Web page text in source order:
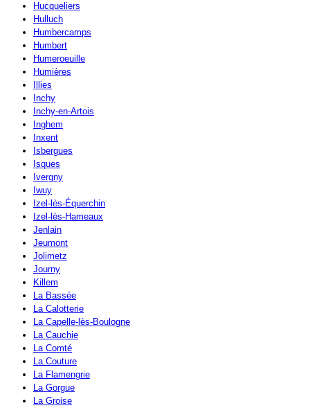
Hucqueliers
Hulluch
Humbercamps
Humbert
Humeroeuille
Humières
Illies
Inchy
Inchy-en-Artois
Inghem
Inxent
Isbergues
Isques
Ivergny
Iwuy
Izel-lès-Équerchin
Izel-lès-Hameaux
Jenlain
Jeumont
Jolimetz
Journy
Killem
La Bassée
La Calotterie
La Capelle-lès-Boulogne
La Cauchie
La Comté
La Couture
La Flamengrie
La Gorgue
La Groise